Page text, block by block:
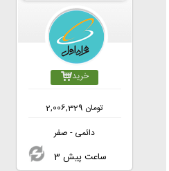
خرید
2,006,329 تومان
دائمی - صفر
3 ساعت پیش